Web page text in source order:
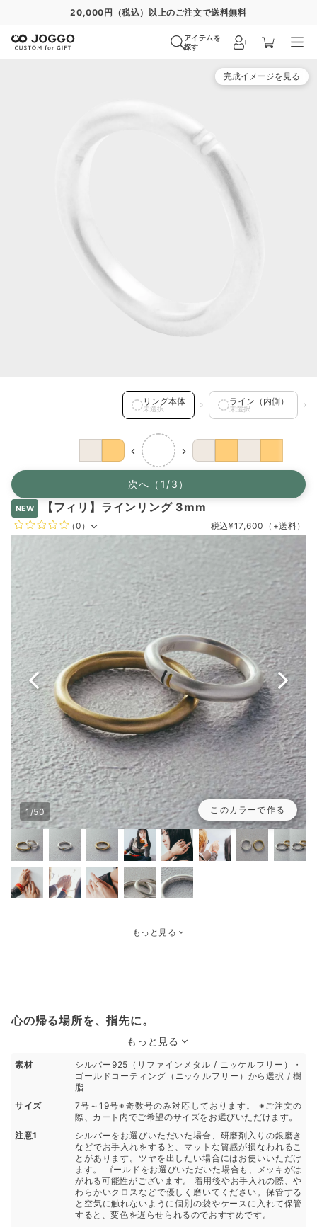
20,000円（税込）以上のご注文で送料無料
アイテムを
探す
完成イメージを見る
リング本体
未選択
ライン（内側）
未選択
‹ ›
NEW 【フィリ】ラインリング 3mm
（0） 税込¥17,600 （+送料）
次へ（1/3）
1/50 このカラーで作る
もっと見る
心の帰る場所を、指先に。
もっと見る
素材
シルバー925（リファインメタル / ニッケルフリー）・
ゴールドコーティング（ニッケルフリー）から選択 / 樹
脂
サイズ
7号～19号※奇数号のみ対応しております。 ※ご注文の
際、カート内でご希望のサイズをお選びいただけます。
注意1
シルバーをお選びいただいた場合、研磨剤入りの銀磨き
などでお手入れをすると、マットな質感が損なわれるこ
とがあります。ツヤを出したい場合にはお使いいただけ
ます。 ゴールドをお選びいただいた場合も、メッキがは
がれる可能性がございます。 着用後やお手入れの際、や
わらかいクロスなどで優しく磨いてください。保管する
と空気に触れないように個別の袋やケースに入れて保管
すると、変色を遅らせられるのでおすすめです。